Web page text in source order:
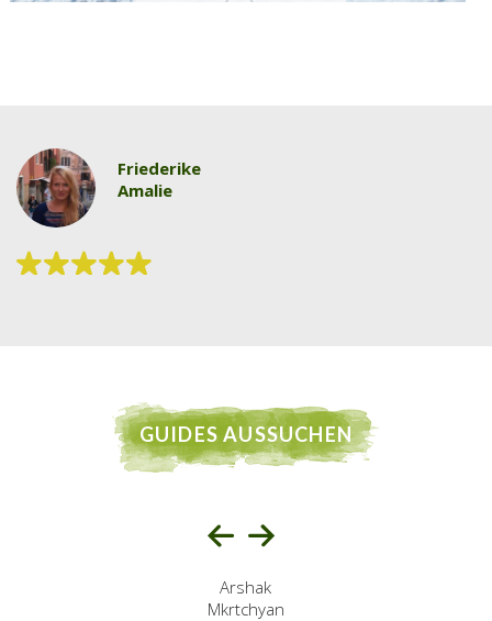
Friederike
Amalie
GUIDES AUSSUCHEN
Arshak
Mkrtchyan